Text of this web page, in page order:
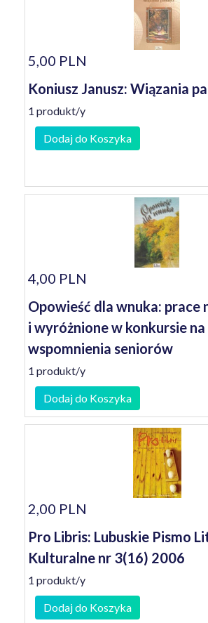
5,00 PLN
Koniusz Janusz: Wiązania
1 produkt/y
Dodaj do Koszyka
4,00 PLN
Opowieść dla wnuka: prace
i wyróżnione w konkursie na
wspomnienia seniorów
1 produkt/y
Dodaj do Koszyka
2,00 PLN
Pro Libris: Lubuskie Pismo
Kulturalne nr 3(16) 2006
1 produkt/y
Dodaj do Koszyka